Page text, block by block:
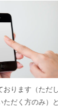
おります（ただし
ただく方のみ）と